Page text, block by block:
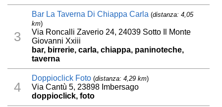
3
Bar La Taverna Di Chiappa Carla (distanza: 4,05
km)
Via Roncalli Zaverio 24, 24039 Sotto Il Monte
Giovanni Xxiii
bar, birrerie, carla, chiappa, paninoteche,
taverna
4
Doppioclick Foto (distanza: 4,29 km)
Via Cantù 5, 23898 Imbersago
doppioclick, foto